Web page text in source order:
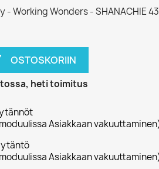
- Working Wonders - SHANACHIE
OSTOSKORIIN
heti toimitus
Asiakkaan
Asiakkaan